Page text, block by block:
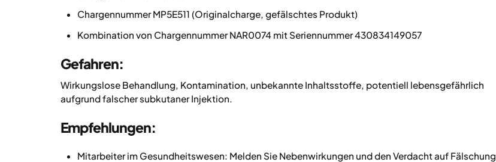
Chargennummer MP5E511 (Originalcharge, gefälschtes Produkt)
Kombination von Chargennummer NAR0074 mit Seriennummer 430834149057
Gefahren:
Wirkungslose Behandlung, Kontamination, unbekannte Inhaltsstoffe, potentiell lebensgefährlich
aufgrund falscher subkutaner Injektion.
Empfehlungen:
Mitarbeiter im Gesundheitswesen: Melden Sie Nebenwirkungen und den Verdacht auf Fälschung